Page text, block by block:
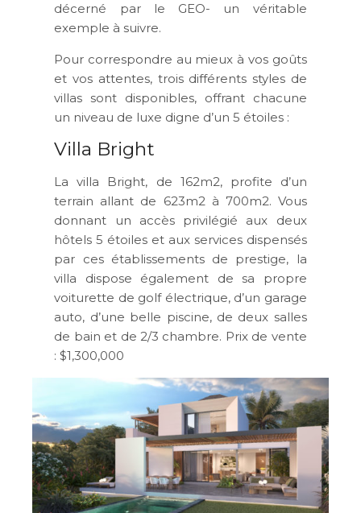
décerné par le GEO- un véritable
exemple à suivre.
Pour correspondre au mieux à vos goûts
et vos attentes, trois différents styles de
villas sont disponibles, offrant chacune
un niveau de luxe digne d’un 5 étoiles :
Villa Bright
La villa Bright, de 162m2, profite d’un
terrain allant de 623m2 à 700m2. Vous
donnant un accès privilégié aux deux
hôtels 5 étoiles et aux services dispensés
par ces établissements de prestige, la
villa dispose également de sa propre
voiturette de golf électrique, d’un garage
auto, d’une belle piscine, de deux salles
de bain et de 2/3 chambre. Prix de vente
: $1,300,000